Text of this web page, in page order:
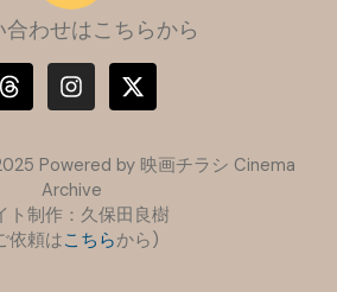
合わせはこちらから
h
r
d
n
s
g
r
a
m
-
t
t
e
r
Powered by 映画チラシ Cinema
Archive
ト制作：久保田良樹
依頼はこちらから)